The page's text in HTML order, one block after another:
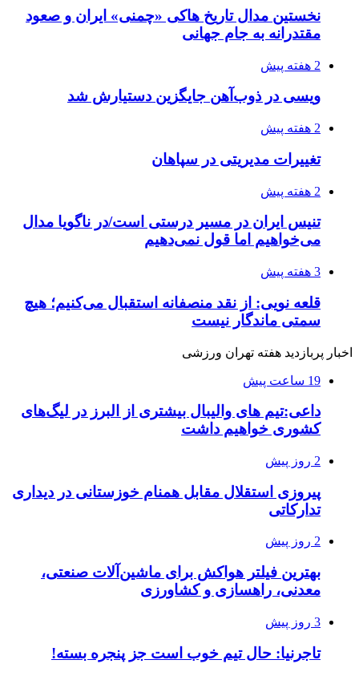
نخستین مدال تاریخ هاکی «چمنی» ایران و صعود
مقتدرانه به جام جهانی
2 هفته پیش
ویسی در ذوب‌آهن جایگزین دستیارش شد
2 هفته پیش
تغییرات مدیریتی در سپاهان
2 هفته پیش
تنیس ایران در مسیر درستی است/در ناگویا مدال
می‌خواهیم اما قول نمی‌دهیم
3 هفته پیش
قلعه نویی: از نقد منصفانه استقبال می‌کنیم؛ هیچ
سمتی ماندگار نیست
اخبار پربازدید هفته تهران ورزشی
19 ساعت پیش
داعی:تیم های والیبال بیشتری از البرز در لیگ‌های
کشوری خواهیم داشت
2 روز پیش
پیروزی استقلال مقابل همنام خوزستانی در دیداری
تدارکاتی
2 روز پیش
بهترین فیلتر هواکش برای ماشین‌آلات صنعتی،
معدنی، راهسازی و کشاورزی
3 روز پیش
تاجرنیا: حال تیم خوب است جز پنجره بسته!